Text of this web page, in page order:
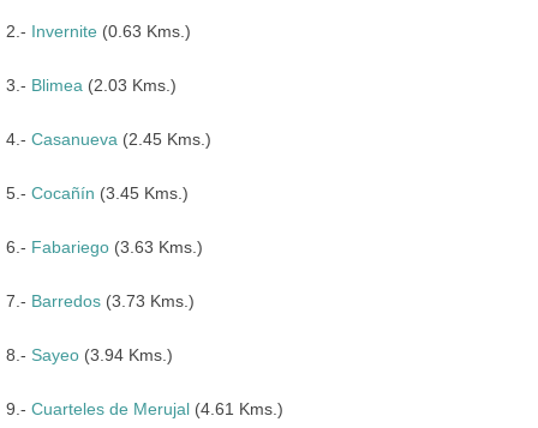
2.- Invernite (0.63 Kms.)
3.- Blimea (2.03 Kms.)
4.- Casanueva (2.45 Kms.)
5.- Cocañín (3.45 Kms.)
6.- Fabariego (3.63 Kms.)
7.- Barredos (3.73 Kms.)
8.- Sayeo (3.94 Kms.)
9.- Cuarteles de Merujal (4.61 Kms.)